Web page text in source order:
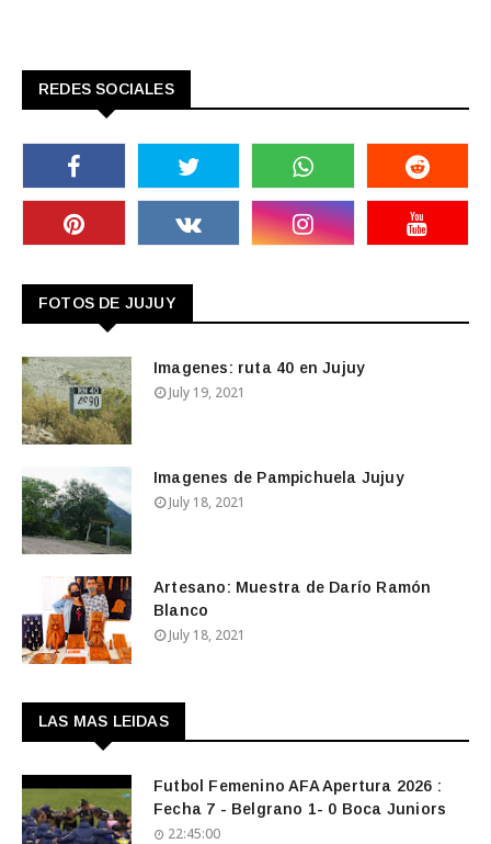
REDES SOCIALES
FOTOS DE JUJUY
Imagenes: ruta 40 en Jujuy
July 19, 2021
Imagenes de Pampichuela Jujuy
July 18, 2021
Artesano: Muestra de Darío Ramón
Blanco
July 18, 2021
LAS MAS LEIDAS
Futbol Femenino AFA Apertura 2026 :
Fecha 7 - Belgrano 1- 0 Boca Juniors
22:45:00